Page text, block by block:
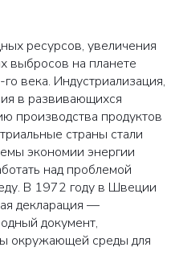
ресурсов, увеличения
выбросов на планете
века. Индустриализация,
в развивающихся
производства продуктов
страны стали
экономии энергии
над проблемой
В 1972 году в Швеции
декларация —
документ,
окружающей среды для